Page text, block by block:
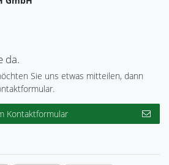
da.
Sie uns etwas mitteilen, dann
Kontaktformular